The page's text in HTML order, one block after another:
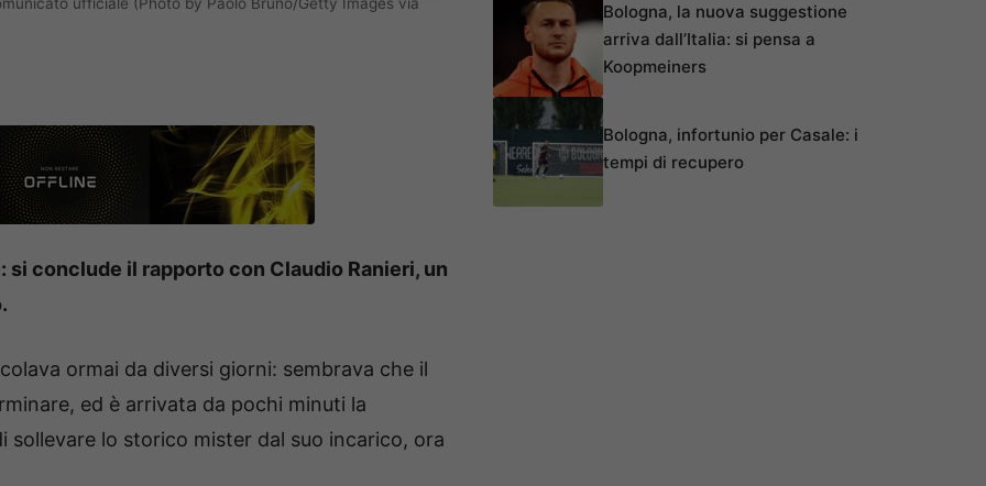
si conclude il rapporto con Claudio Ranieri, un
ormai da diversi giorni: sembrava che il
ed è arrivata da pochi minuti la
sollevare lo storico mister dal suo incarico, ora
Bologna, la nuova suggestione
arriva dall’Italia: si pensa a
Koopmeiners
Bologna, infortunio per Casale: i
tempi di recupero